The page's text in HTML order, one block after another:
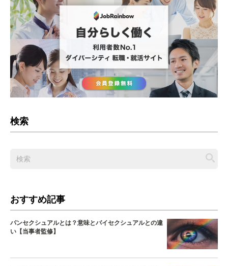
検索
おすすめ記事
パンセクシュアルとは？意味とバイセクシュアルとの違
い【当事者監修】